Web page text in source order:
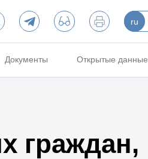
ru
Документы Открытые данные
граждан,